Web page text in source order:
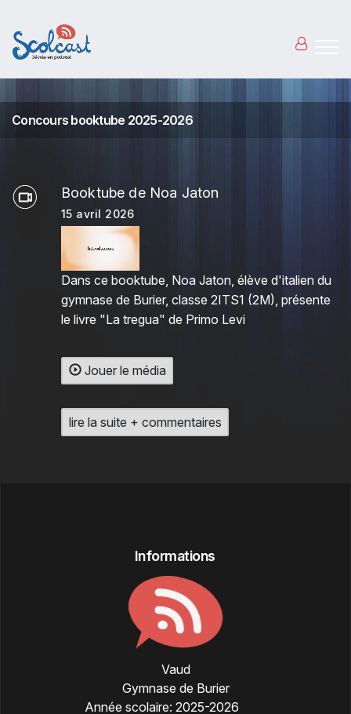
Concours booktube 2025-2026
Booktube de Noa Jaton
15 avril 2026
Dans ce booktube, Noa Jaton, élève d'italien du
gymnase de Burier, classe 2ITS1 (2M), présente
le livre "La tregua" de Primo Levi
Jouer le média
lire la suite + commentaires
Informations
Vaud
Gymnase de Burier
Année scolaire: 2025-2026